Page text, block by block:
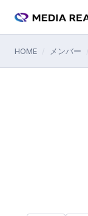
HOME メンバー